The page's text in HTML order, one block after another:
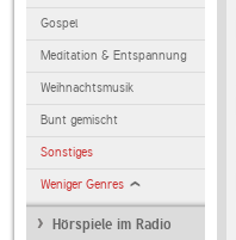
Gospel
Meditation & Entspannung
Weihnachtsmusik
Bunt gemischt
Sonstiges
Weniger Genres
Hörspiele im Radio